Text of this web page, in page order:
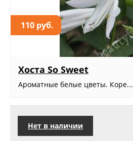
110 руб.
Хоста So Sweet
Ароматные белые цветы. Коре...
Нет в наличии